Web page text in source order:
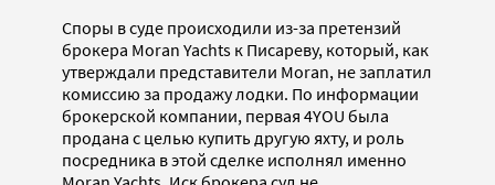
Споры в суде происходили из-за претензий
брокера Moran Yachts к Писареву, который, как
утверждали представители Moran, не заплатил
комиссию за продажу лодки. По информации
брокерской компании, первая 4YOU была
продана с целью купить другую яхту, и роль
посредника в этой сделке исполнял именно